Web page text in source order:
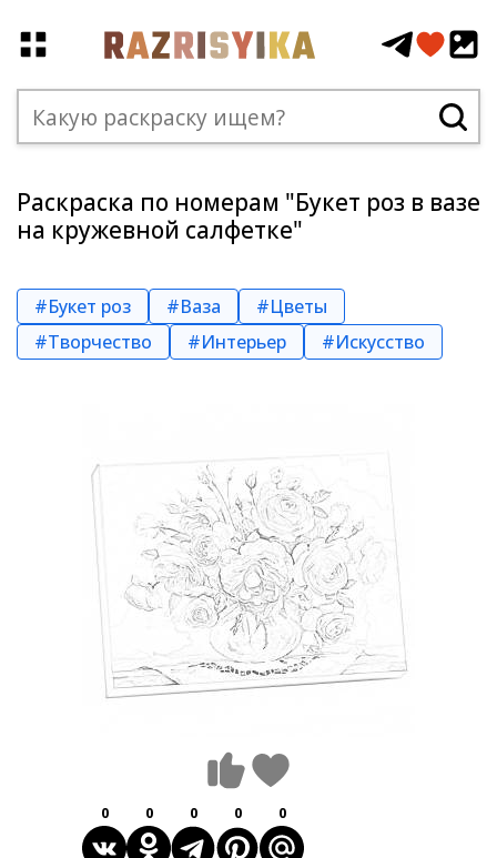
Раскраска по номерам "Букет роз в вазе
на кружевной салфетке"
#Букет роз #Ваза
#Цветы
#Творчество
#Интерьер #Искусство
0 0 0 0 0